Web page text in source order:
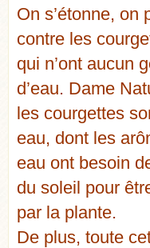
On s’étonne, on
contre les
qui n’ont aucun
d’eau. Dame
les courgettes
eau, dont les
eau ont besoin
du soleil pour
par la plante.
De plus, toute